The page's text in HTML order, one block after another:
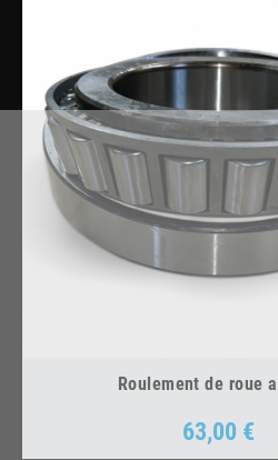
Roulement de roue
Prix
63,00 €